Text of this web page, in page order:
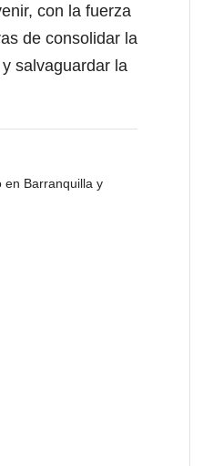
con la fuerza
de consolidar la
salvaguardar la
en Barranquilla y